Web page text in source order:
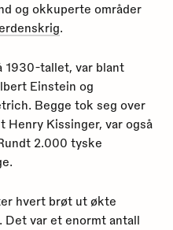
og okkuperte områder
.
1930-tallet, var blant
Einstein og
Begge tok seg over
Henry Kissinger, var også
2.000 tyske
hvert brøt ut økte
var et enormt antall